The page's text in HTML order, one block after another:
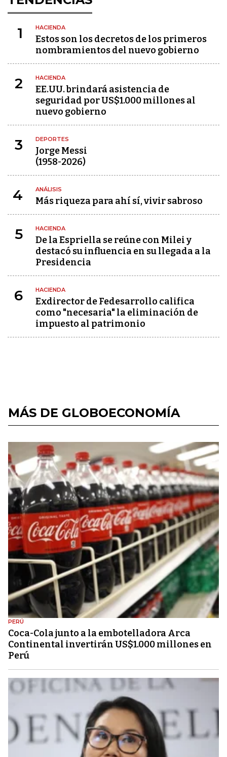
1 HACIENDA
Estos son los decretos de los primeros
nombramientos del nuevo gobierno
2 HACIENDA
EE.UU. brindará asistencia de
seguridad por US$1.000 millones al
nuevo gobierno
3 DEPORTES
Jorge Messi
(1958-2026)
4 ANÁLISIS
Más riqueza para ahí sí, vivir sabroso
5 HACIENDA
De la Espriella se reúne con Milei y
destacó su influencia en su llegada a la
Presidencia
6 HACIENDA
Exdirector de Fedesarrollo califica
como "necesaria" la eliminación de
impuesto al patrimonio
MÁS DE GLOBOECONOMÍA
PERÚ
Coca-Cola junto a la embotelladora Arca
Continental invertirán US$1.000 millones en
Perú